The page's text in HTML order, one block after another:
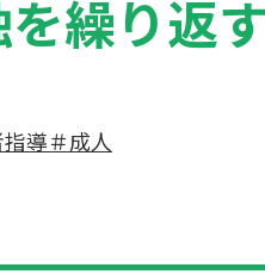
繰り返
指導＃成人